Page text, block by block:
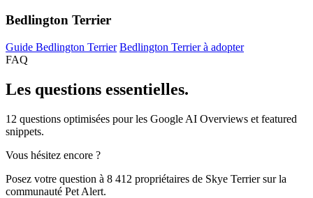
Bedlington Terrier
Guide Bedlington Terrier Bedlington Terrier à adopter
FAQ
Les questions essentielles.
12 questions optimisées pour les Google AI Overviews et featured
snippets.
Vous hésitez encore ?
Posez votre question à 8 412 propriétaires de Skye Terrier sur la
communauté Pet Alert.